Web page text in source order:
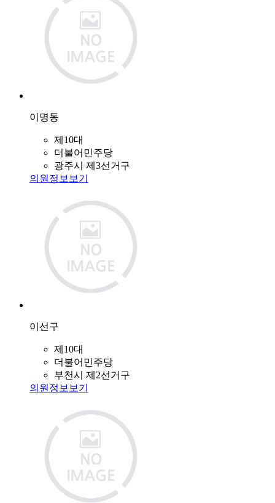
이명동
제10대
더불어민주당
광주시 제3선거구
의원정보보기
이선구
제10대
더불어민주당
부천시 제2선거구
의원정보보기